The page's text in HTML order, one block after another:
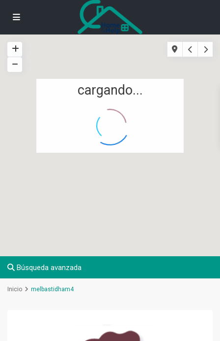
cargando...
Búsqueda avanzada
Inicio melbastidham4